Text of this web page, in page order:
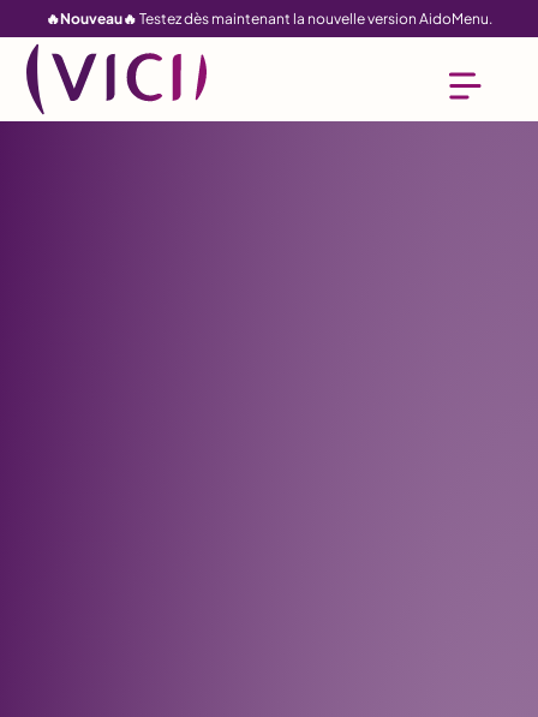
🔥Nouveau🔥 Testez dès maintenant la nouvelle version AidoMenu.